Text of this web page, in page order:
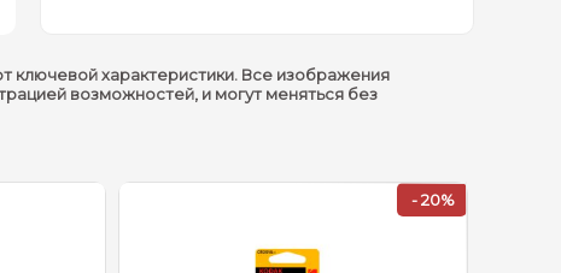
ключевой характеристики. Все изображения
возможностей, и могут меняться без
- 20%